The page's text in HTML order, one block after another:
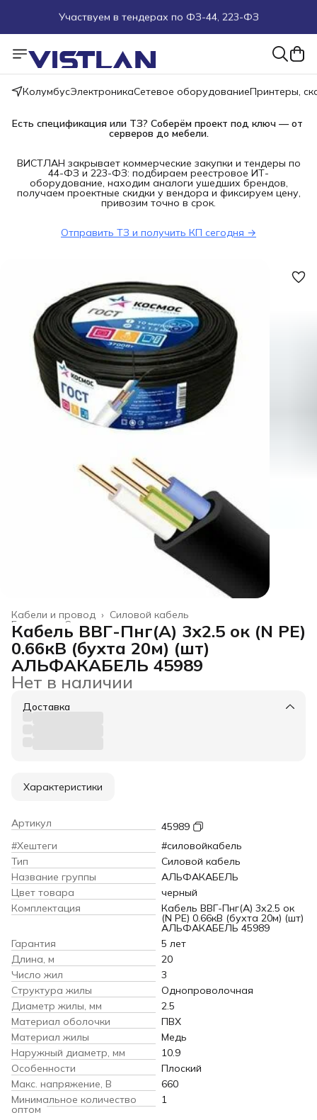
Поможем подобрать оборудование под ТЗ
Пуско-наладочные работы
Более 100 000 позиций в наличии и под заказ
КолумбусЭлектроникаСетевое оборудованиеПринтеры,
Есть спецификация или ТЗ? Соберём проект под ключ — от
серверов до мебели.
ВИСТЛАН закрывает коммерческие закупки и тендеры по
44-ФЗ и 223-ФЗ: подбираем реестровое ИТ-
оборудование, находим аналоги ушедших брендов,
получаем проектные скидки у вендора и фиксируем цену,
привозим точно в срок.
Отправить ТЗ и получить КП сегодня →
Силовой кабель
Кабели и провод ›
Строительство и ремонт ›
Главная
Кабель ВВГ-Пнг(А) 3х2.5 ок (N PE)
0.66кВ (бухта 20м) (шт)
АЛЬФАКАБЕЛЬ 45989
Нет в наличии
Доставка
Характеристики
Артикул
45989
#Хештеги
#силовойкабель
Тип
Силовой кабель
Название группы
АЛЬФАКАБЕЛЬ
Цвет товара
черный
Комплектация
Кабель ВВГ-Пнг(А) 3х2.5 ок
(N PE) 0.66кВ (бухта 20м) (шт)
АЛЬФАКАБЕЛЬ 45989
Гарантия
5 лет
Длина, м
20
Число жил
3
Структура жилы
Однопроволочная
Диаметр жилы, мм
2.5
Материал оболочки
ПВХ
Материал жилы
Медь
Наружный диаметр, мм
10.9
Особенности
Плоский
Макс. напряжение, В
660
Минимальное количество
оптом
1